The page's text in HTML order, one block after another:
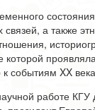
а также
событиям XX
работе